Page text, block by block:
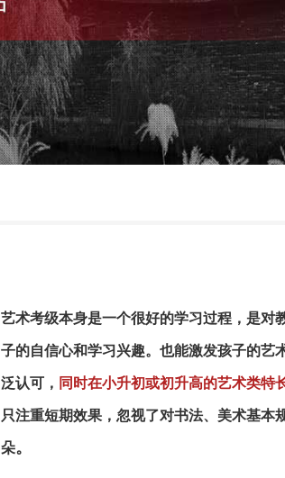
艺术考级本身是一个很好的学习过程，是对
子的自信心和学习兴趣。也能激发孩子的艺
泛认可， 同时在小升初或初升高的艺术类特
只注重短期效果，忽视了对书法、美术基
朵。